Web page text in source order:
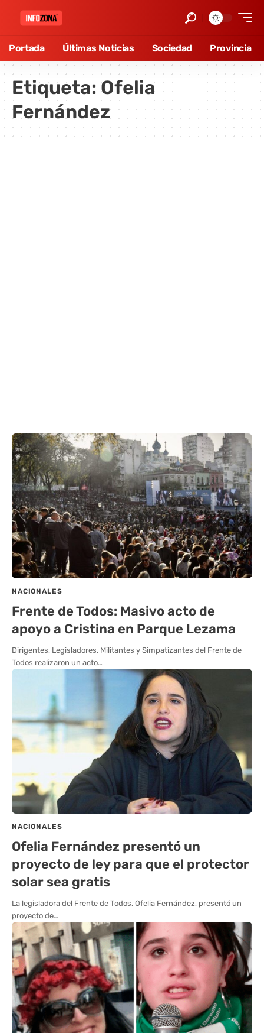
Portada Últimas Noticias Sociedad Provincia
Etiqueta: Ofelia
Fernández
NACIONALES
Frente de Todos: Masivo acto de
apoyo a Cristina en Parque Lezama
Dirigentes, Legisladores, Militantes y Simpatizantes del Frente de
Todos realizaron un acto…
NACIONALES
Ofelia Fernández presentó un
proyecto de ley para que el protector
solar sea gratis
La legisladora del Frente de Todos, Ofelia Fernández, presentó un
proyecto de…